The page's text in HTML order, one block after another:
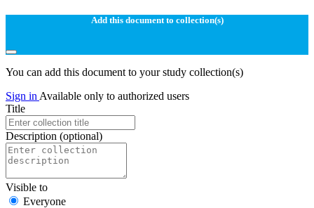
Add this document to collection(s)
You can add this document to your study collection(s)
Sign in Available only to authorized users
Title
Description (optional)
Visible to
Everyone